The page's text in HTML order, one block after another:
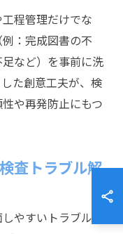
程管理だけでな
：完成図書の不
など）を事前に洗
た創意工夫が、検
や再発防止にもつ
査トラブル解
やすいトラブルに